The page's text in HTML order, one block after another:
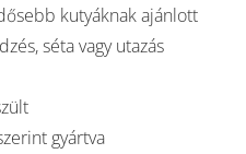
kutyáknak ajánlott
séta vagy utazás
gyártva